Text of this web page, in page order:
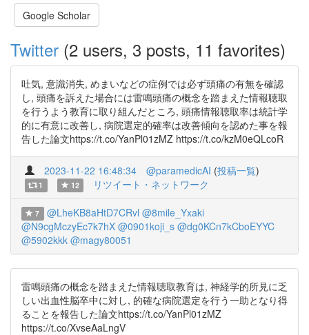
Google Scholar
Twitter (2 users, 3 posts, 11 favorites)
吐気, 意識消失, めまいなどの症例では必ず頭痛の有無を確認
し, 頭痛を訴えた場合には雷鳴頭痛の概念を踏まえた情報聴取
を行うよう教育に取り組んだところ, 頭痛情報聴取率は統計学
的に有意に改善し, 病院選定的確率は改善傾向を認めた事を報
告した論文https://t.co/YanPl01zMZ https://t.co/kzM0eQLcoR
2023-11-22 16:48:34 @paramedicAI (投稿一覧)
1 12 リツイート・ネットワーク
7 @LheKB8aHtD7CRvl @8mile_Yxaki
@N9cgMczyEc7k7hX @0901koji_s @dg0KCn7kCboEYYC
@5902kkk @magy80051
雷鳴頭痛の概念を踏まえた情報聴取教育は, 神経学的所見に乏
しい出血性脳卒中に対し, 的確な病院選定を行う一助となり得
ることを報告した論文https://t.co/YanPl01zMZ
https://t.co/XvseAaLngV